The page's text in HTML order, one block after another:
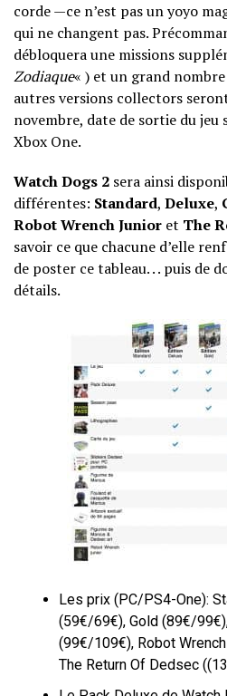
corde —ce n’est pas un yoyo
qui ne changent pas.
débloquera une missions
Zodiaque« ) et un grand
autres versions collectors
novembre, date de sortie du jeu
Xbox One.
Watch Dogs 2 sera ainsi
différentes: Standard, Deluxe,
Robot Wrench Junior et The
savoir ce que chacune d’elle
de poster ce tableau. . . puis de
détails.
Les prix (PC/PS4-One):
(59€/69€), Gold (89€/
(99€/109€), Robot
The Return Of Dedsec